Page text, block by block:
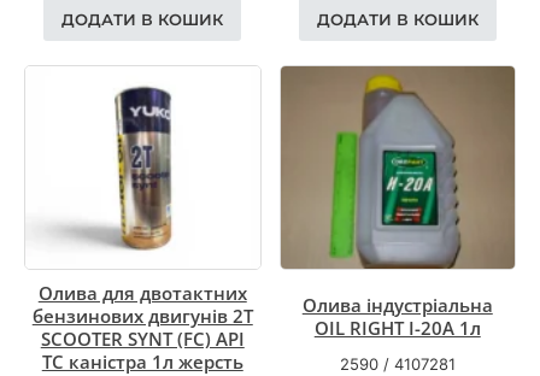
ДОДАТИ В КОШИК ДОДАТИ В КОШИК
Олива для двотактних
бензинових двигунів 2T
SCOOTER SYNT (FC) API
TC каністра 1л жерсть
Олива індустріальна
OIL RIGHT І-20А 1л
2590/ 4107281